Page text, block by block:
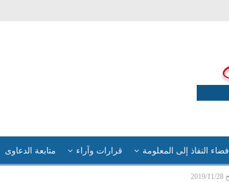
فضاء النفاذ إلى المعلومة قرارات وآراء متابعة الدعاوى